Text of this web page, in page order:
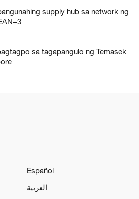
supply hub sa network ng
sa tagapangulo ng Temasek
Español
العربية